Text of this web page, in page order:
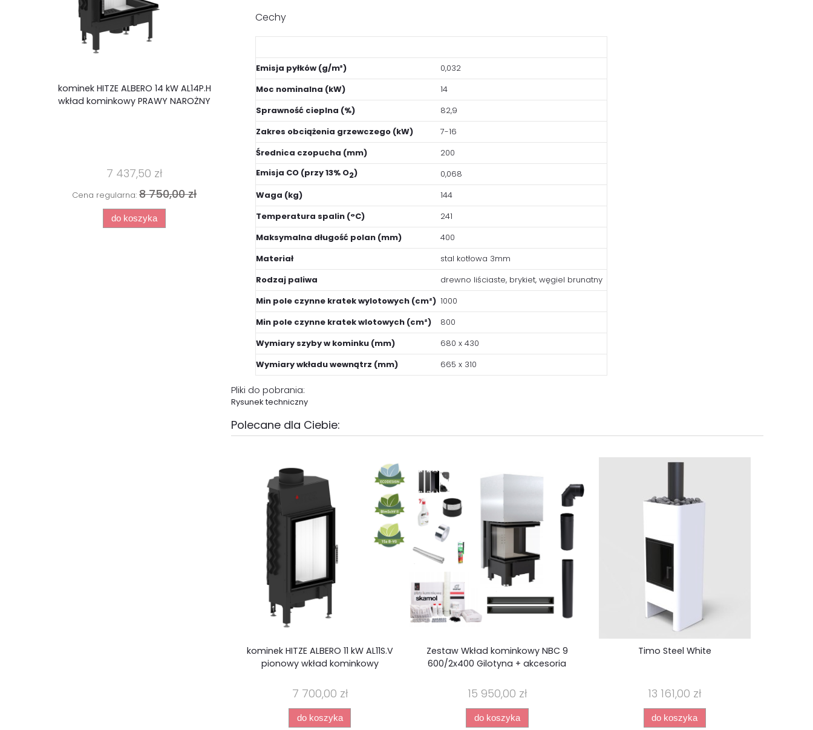
kominek HITZE ALBERO 14 kW AL14P.H
wkład kominkowy PRAWY NAROŻNY
7 437,50 zł
Cena regularna: 8 750,00 zł
do koszyka
Cechy
Emisja pyłków (g/m³)
0,032
Moc nominalna (kW)
14
Sprawność cieplna (%)
82,9
Zakres obciążenia grzewczego (kW)
7-16
Średnica czopucha (mm)
200
Emisja CO (przy 13% O2)
0,068
Waga (kg)
144
Temperatura spalin (°C)
241
Maksymalna długość polan (mm)
400
Materiał
stal kotłowa 3mm
Rodzaj paliwa
drewno liściaste, brykiet, węgiel brunatny
Min pole czynne kratek wylotowych (cm²) 1000
Min pole czynne kratek wlotowych (cm²)
800
Wymiary szyby w kominku (mm)
680 x 430
Wymiary wkładu wewnątrz (mm)
665 x 310
Pliki do pobrania:
Rysunek techniczny
Polecane dla Ciebie:
kominek HITZE ALBERO 11 kW AL11S.V
pionowy wkład kominkowy
7 700,00 zł
do koszyka
Zestaw Wkład kominkowy NBC 9
600/2x400 Gilotyna + akcesoria
15 950,00 zł
do koszyka
Timo Steel White
13 161,00 zł
do koszyka